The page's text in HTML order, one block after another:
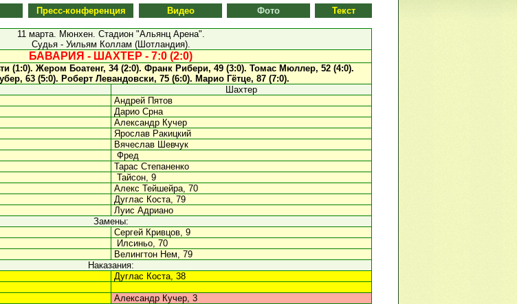
Пресс-конференция Видео Фото Текст
11 марта. Мюнхен. Стадион "Альянц Арена".
Судья - Уильям Коллам (Шотландия).
БАВАРИЯ - ШАХТЕР - 7:0 (2:0)
(1:0). Жером Боатенг, 34 (2:0). Франк Рибери, 49 (3:0). Томас Мюллер, 52 (4:0).
63 (5:0). Роберт Левандовски, 75 (6:0). Марио Гётце, 87 (7:0).
Шахтер
Андрей Пятов
Дарио Срна
Александр Кучер
Ярослав Ракицкий
Вячеслав Шевчук
Фред
Тарас Степаненко
Тайсон, 9
Алекс Тейшейра, 70
Дуглас Коста, 79
Луис Адриано
Замены:
Сергей Кривцов, 9
Илсиньо, 70
Велингтон Нем, 79
Наказания:
Дуглас Коста, 38
Александр Кучер, 3